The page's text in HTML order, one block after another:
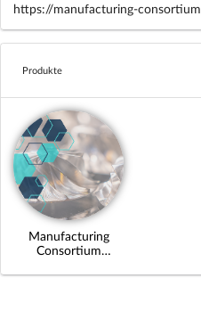
https://manufacturing-
Produkte
Manufacturing
Consortium